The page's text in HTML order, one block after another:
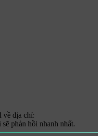
về địa chỉ:
phản hồi nhanh nhất.